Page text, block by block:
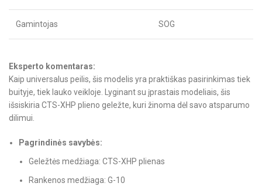
Gamintojas SOG
Eksperto komentaras:
Kaip universalus peilis, šis modelis yra praktiškas pasirinkimas tiek
buityje, tiek lauko veikloje. Lyginant su įprastais modeliais, šis
išsiskiria CTS-XHP plieno geležte, kuri žinoma dėl savo atsparumo
dilimui.
Pagrindinės savybės:
Geležtės medžiaga: CTS-XHP plienas
Rankenos medžiaga: G-10